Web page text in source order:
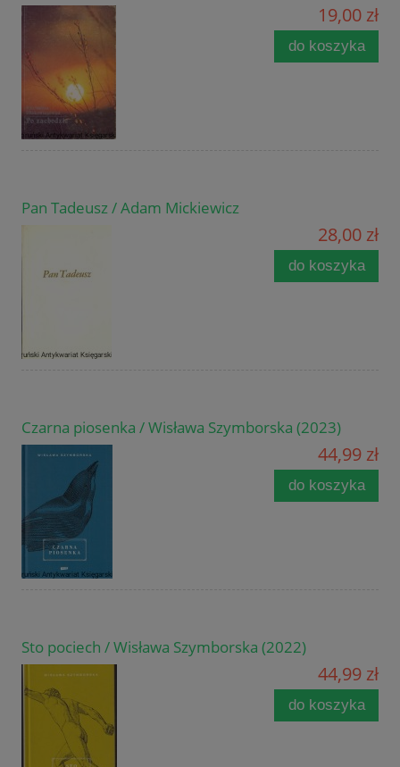
19,00 zł
do koszyka
Pan Tadeusz / Adam Mickiewicz
28,00 zł
do koszyka
Czarna piosenka / Wisława Szymborska (2023)
44,99 zł
do koszyka
Sto pociech / Wisława Szymborska (2022)
44,99 zł
do koszyka